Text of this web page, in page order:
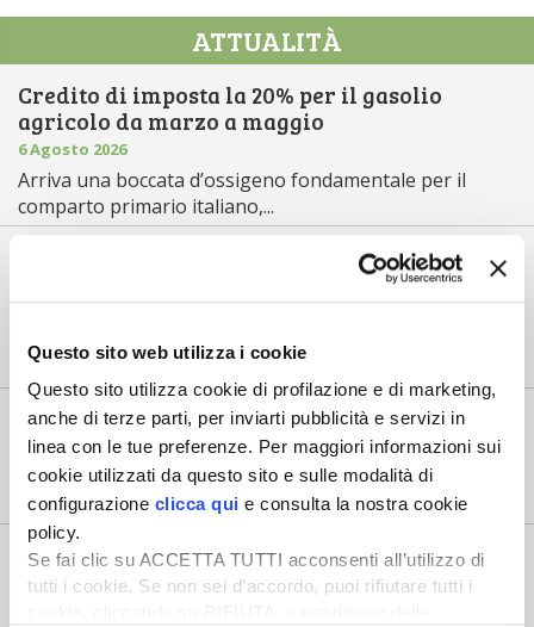
Questo sito web utilizza i cookie
Questo sito utilizza cookie di profilazione e di marketing,
anche di terze parti, per inviarti pubblicità e servizi in
linea con le tue preferenze. Per maggiori informazioni sui
cookie utilizzati da questo sito e sulle modalità di
configurazione clicca qui e consulta la nostra cookie
policy.
Se fai clic su ACCETTA TUTTI acconsenti all’utilizzo di
tutti i cookie. Se non sei d’accordo, puoi rifiutare tutti i
ATTUALITÀ
Credito di imposta la 20% per il gasolio
agricolo da marzo a maggio
6 Agosto 2026
Arriva una boccata d’ossigeno fondamentale per il
comparto primario italiano,...
Il “ColtivaItalia” passa e va all’esame del
“Oggi 6 agosto, la Camera ha approvato il Coltivaitalia,
il provvedimen...
Mercato in crescita per l’agricoltura 4.0
5 Agosto 2026
Nel 2025, in Italia, l’agricoltura 4.0 è tornata al valore
record di 2,5 mili...
Saldi Pac: ogni anno entro fine gennaio
3 Agosto 2026